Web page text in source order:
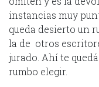
instancias muy
queda desierto un
la de otros
jurado. Ahí te
rumbo elegir.